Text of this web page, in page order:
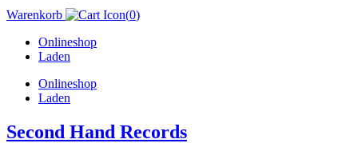
Warenkorb
(0)
Onlineshop
Laden
Onlineshop
Laden
Second Hand Records